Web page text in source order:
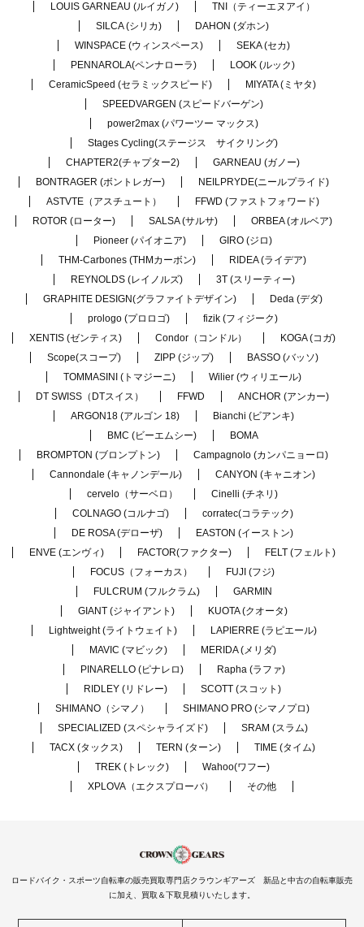
LOUIS GARNEAU (ルイガノ)
TNI（ティーエヌアイ）
SILCA (シリカ)
DAHON (ダホン)
WINSPACE (ウィンスペース)
SEKA (セカ)
PENNAROLA(ペンナローラ)
LOOK (ルック)
CeramicSpeed (セラミックスピード)
MIYATA (ミヤタ)
SPEEDVARGEN (スピードバーゲン)
power2max (パワーツー マックス)
Stages Cycling(ステージス サイクリング)
CHAPTER2(チャプター2)
GARNEAU (ガノー)
BONTRAGER (ボントレガー)
NEILPRYDE(ニールプライド)
ASTVTE（アスチュート）
FFWD (ファストフォワード)
ROTOR (ローター)
SALSA (サルサ)
ORBEA (オルベア)
Pioneer (パイオニア)
GIRO (ジロ)
THM-Carbones (THMカーボン)
RIDEA (ライデア)
REYNOLDS (レイノルズ)
3T (スリーティー)
GRAPHITE DESIGN(グラファイトデザイン)
Deda (デダ)
prologo (プロロゴ)
fizik (フィジーク)
XENTIS (ゼンティス)
Condor（コンドル）
KOGA (コガ)
Scope(スコープ)
ZIPP (ジップ)
BASSO (バッソ)
TOMMASINI (トマジーニ)
Wilier (ウィリエール)
DT SWISS（DTスイス）
FFWD
ANCHOR (アンカー)
ARGON18 (アルゴン 18)
Bianchi (ビアンキ)
BMC (ビーエムシー)
BOMA
BROMPTON (ブロンプトン)
Campagnolo (カンパニョーロ)
Cannondale (キャノンデール)
CANYON (キャニオン)
cervelo（サーベロ）
Cinelli (チネリ)
COLNAGO (コルナゴ)
corratec(コラテック)
DE ROSA (デローザ)
EASTON (イーストン)
ENVE (エンヴィ)
FACTOR(ファクター)
FELT (フェルト)
FOCUS（フォーカス）
FUJI (フジ)
FULCRUM (フルクラム)
GARMIN
GIANT (ジャイアント)
KUOTA (クオータ)
Lightweight (ライトウェイト)
LAPIERRE (ラピエール)
MAVIC (マビック)
MERIDA (メリダ)
PINARELLO (ピナレロ)
Rapha (ラファ)
RIDLEY (リドレー)
SCOTT (スコット)
SHIMANO（シマノ）
SHIMANO PRO (シマノプロ)
SPECIALIZED (スペシャライズド)
SRAM (スラム)
TACX (タックス)
TERN (ターン)
TIME (タイム)
TREK (トレック)
Wahoo(ワフー)
XPLOVA（エクスプローバ）
その他
ロードバイク・スポーツ自転車の販売買取専門店クラウンギアーズ 新品と中古の自転車販売
に加え、買取＆下取見積りいたします。